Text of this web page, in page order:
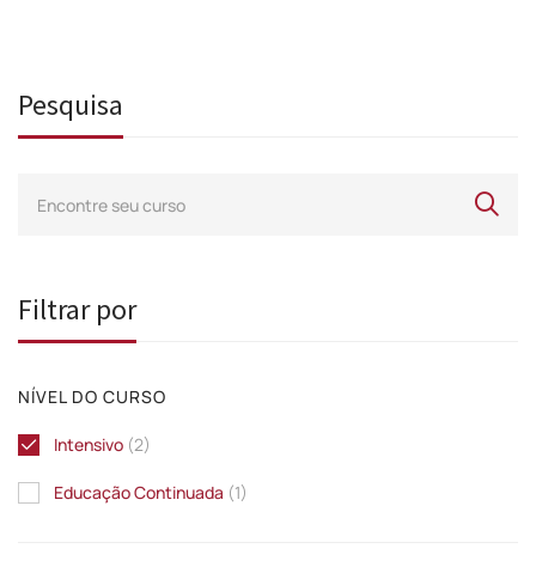
Pesquisa
Filtrar por
NÍVEL DO CURSO
Intensivo (2)
Educação Continuada (1)